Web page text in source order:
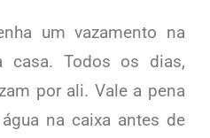
um vazamento na
casa. Todos os dias,
por ali. Vale a pena
na caixa antes de